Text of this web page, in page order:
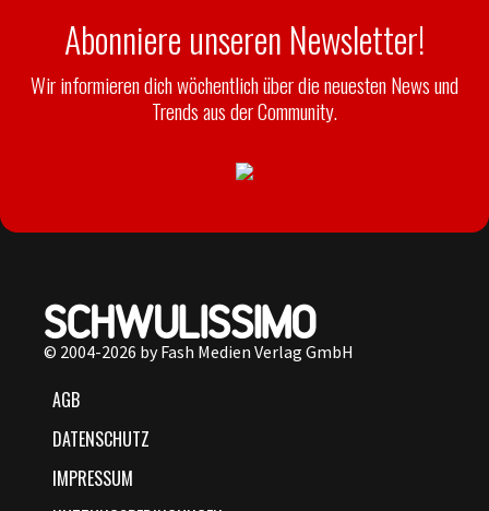
Abonniere unseren Newsletter!
Wir informieren dich wöchentlich über die neuesten News und
Trends aus der Community.
© 2004-2026 by Fash Medien Verlag GmbH
AGB
DATENSCHUTZ
IMPRESSUM